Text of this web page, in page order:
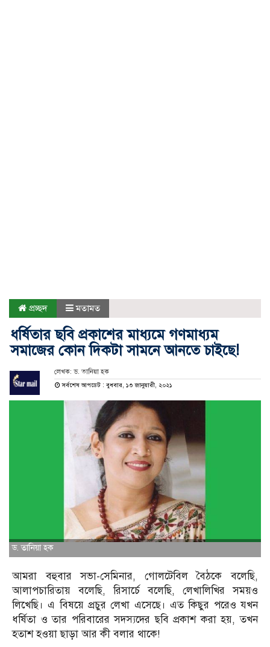
প্রচ্ছদ মতামত
ধর্ষিতার ছবি প্রকাশের মাধ্যমে গণমাধ্যম
সমাজের কোন দিকটা সামনে আনতে চাইছে!
লেখক: ড. তানিয়া হক
সর্বশেষ আপডেট : বুধবার, ১৩ জানুয়ারী, ২০২১
ড. তানিয়া হক
আমরা বহুবার সভা-সেমিনার, গোলটেবিল বৈঠকে বলেছি,
আলাপচারিতায় বলেছি, রিসার্চে বলেছি, লেখালিখির সময়ও
লিখেছি। এ বিষয়ে প্রচুর লেখা এসেছে। এত কিছুর পরেও যখন
ধর্ষিতা ও তার পরিবারের সদস্যদের ছবি প্রকাশ করা হয়, তখন
হতাশ হওয়া ছাড়া আর কী বলার থাকে!